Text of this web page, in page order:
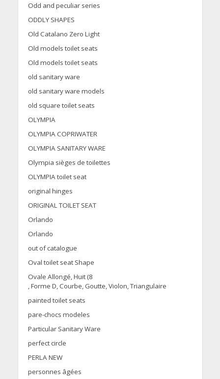
Odd and peculiar series
ODDLY SHAPES
Old Catalano Zero Light
Old models toilet seats
Old models toilet seats
old sanitary ware
old sanitary ware models
old square toilet seats
OLYMPIA
OLYMPIA COPRIWATER
OLYMPIA SANITARY WARE
Olympia sièges de toilettes
OLYMPIA toilet seat
original hinges
ORIGINAL TOILET SEAT
Orlando
Orlando
out of catalogue
Oval toilet seat Shape
Ovale Allongé, Huit (8
, Forme D, Courbe, Goutte, Violon, Triangulaire
painted toilet seats
pare-chocs modeles
Particular Sanitary Ware
perfect circle
PERLA NEW
personnes âgées